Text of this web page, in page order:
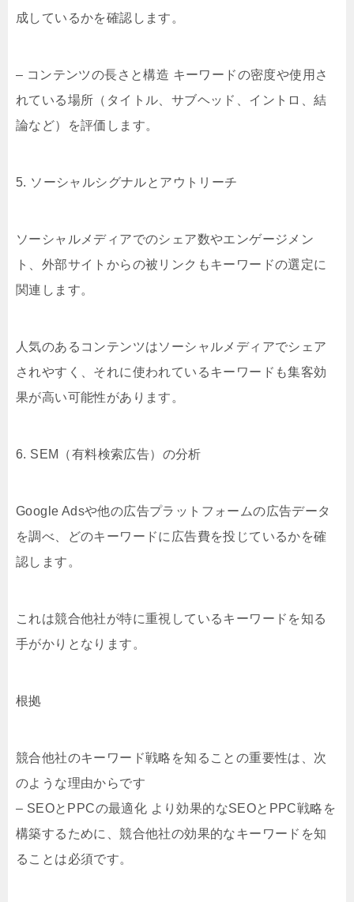
成しているかを確認します。
– コンテンツの長さと構造 キーワードの密度や使用さ
れている場所（タイトル、サブヘッド、イントロ、結
論など）を評価します。
5. ソーシャルシグナルとアウトリーチ
ソーシャルメディアでのシェア数やエンゲージメン
ト、外部サイトからの被リンクもキーワードの選定に
関連します。
人気のあるコンテンツはソーシャルメディアでシェア
されやすく、それに使われているキーワードも集客効
果が高い可能性があります。
6. SEM（有料検索広告）の分析
Google Adsや他の広告プラットフォームの広告データ
を調べ、どのキーワードに広告費を投じているかを確
認します。
これは競合他社が特に重視しているキーワードを知る
手がかりとなります。
根拠
競合他社のキーワード戦略を知ることの重要性は、次
のような理由からです
– SEOとPPCの最適化 より効果的なSEOとPPC戦略を
構築するために、競合他社の効果的なキーワードを知
ることは必須です。